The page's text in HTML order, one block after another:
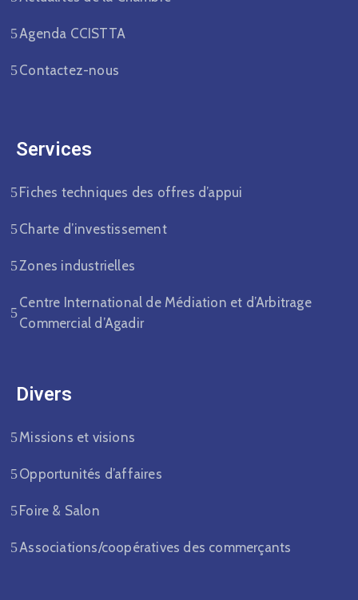
Agenda CCISTTA
Contactez-nous
Services
Fiches techniques des offres d’appui
Charte d’investissement
Zones industrielles
Centre International de Médiation et d’Arbitrage
Commercial d’Agadir
Divers​
Missions et visions
Opportunités d’affaires
Foire & Salon
Associations/coopératives des commerçants